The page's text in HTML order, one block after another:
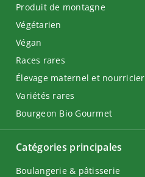
Catégories principales
Boulangerie & pâtisserie
Produit de montagne
Végétarien
Végan
Races rares
Élevage maternel et nourricier
Variétés rares
Bourgeon Bio Gourmet